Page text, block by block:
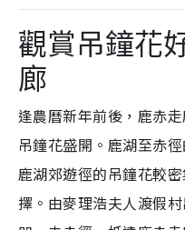
觀賞吊鐘花
廊
逢農曆新年前後，鹿赤
吊鐘花盛開。鹿湖至赤
鹿湖郊遊徑的吊鐘花較
擇。由麥理浩夫人渡假